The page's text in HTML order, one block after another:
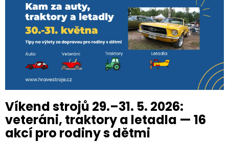
Víkend strojů 29.–31. 5. 2026:
veteráni, traktory a letadla — 16
akcí pro rodiny s dětmi